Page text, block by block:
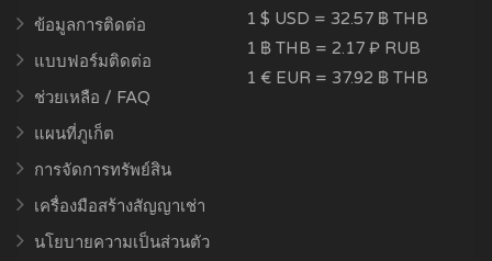
ข้อมูลการติดต่อ
แบบฟอร์มติดต่อ
ช่วยเหลือ / FAQ
แผนที่ภูเก็ต
การจัดการทรัพย์สิน
เครื่องมือสร้างสัญญาเช่า
นโยบายความเป็นส่วนตัว
1 $ USD = 32.57 ฿ THB
1 ฿ THB = 2.17 ₽ RUB
1 € EUR = 37.92 ฿ THB